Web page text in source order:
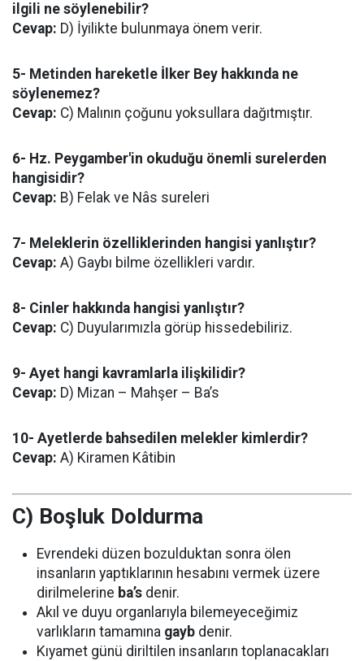
ilgili ne söylenebilir?
Cevap: D) İyilikte bulunmaya önem verir.
5- Metinden hareketle İlker Bey hakkında ne
söylenemez?
Cevap: C) Malının çoğunu yoksullara dağıtmıştır.
6- Hz. Peygamber'in okuduğu önemli surelerden
hangisidir?
Cevap: B) Felak ve Nâs sureleri
7- Meleklerin özelliklerinden hangisi yanlıştır?
Cevap: A) Gaybı bilme özellikleri vardır.
8- Cinler hakkında hangisi yanlıştır?
Cevap: C) Duyularımızla görüp hissedebiliriz.
9- Ayet hangi kavramlarla ilişkilidir?
Cevap: D) Mizan – Mahşer – Ba’s
10- Ayetlerde bahsedilen melekler kimlerdir?
Cevap: A) Kiramen Kâtibin
C) Boşluk Doldurma
Evrendeki düzen bozulduktan sonra ölen
insanların yaptıklarının hesabını vermek üzere
dirilmelerine ba’s denir.
Akıl ve duyu organlarıyla bilemeyeceğimiz
varlıkların tamamına gayb denir.
Kıyamet günü diriltilen insanların toplanacakları